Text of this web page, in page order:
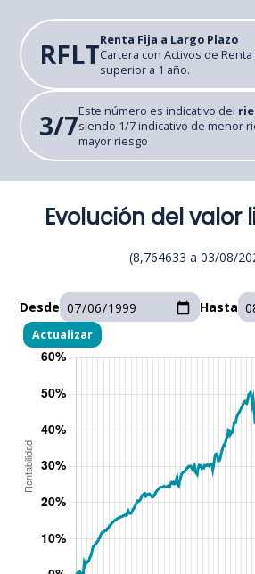
RFLTRenta Fija a Largo Plazo
Cartera con Activos de
superior a 1 año.
3/7Este número es indicativo del
siendo 1/7 indicativo de menor
mayor riesgo
Evolución del valor
(8,764633 a 03/08/
Desde Hasta